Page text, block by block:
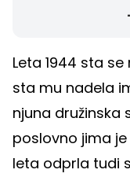
Leta 1944 sta
sta mu nadela
njuna družinska
poslovno jima
leta odprla tudi